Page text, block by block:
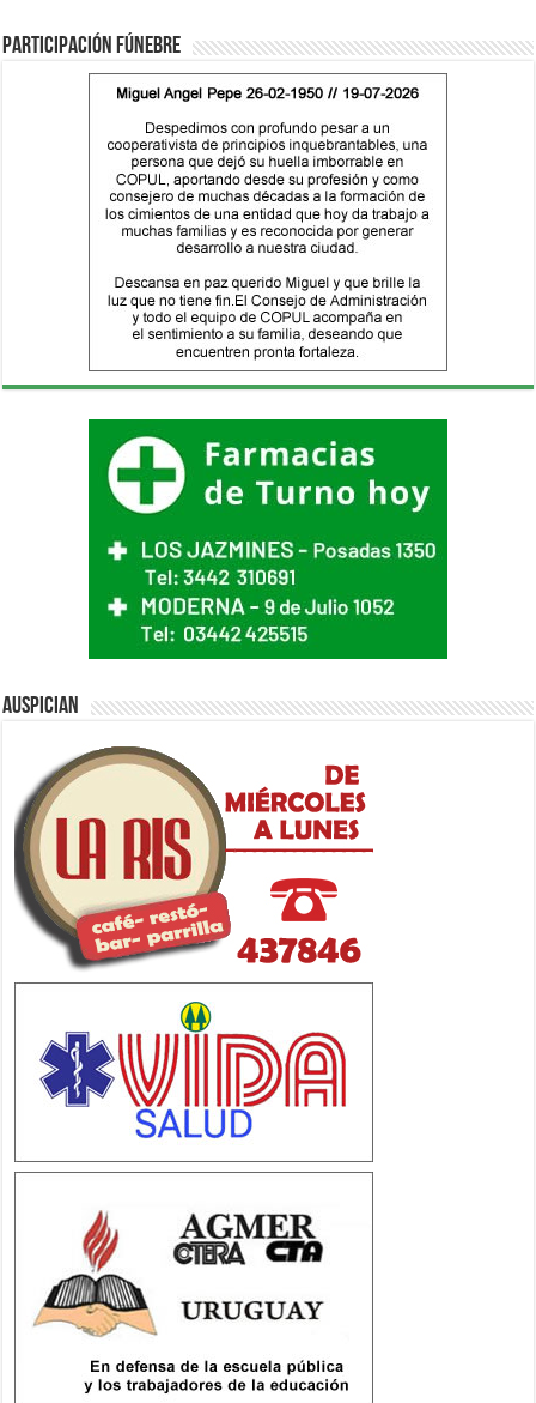
Participación fúnebre
Auspician